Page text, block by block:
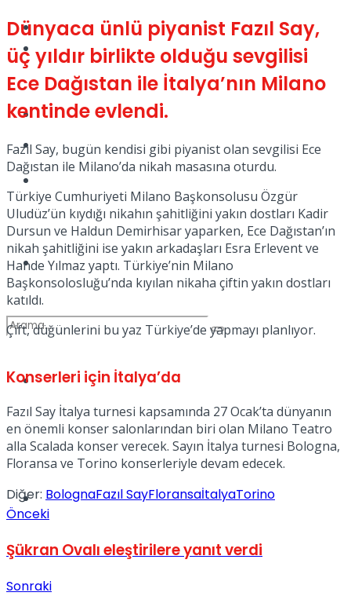
TV
Kadınca
Dünya
Türkiye
Müzik
Tatil
Spor
View All Result
Dünyaca ünlü piyanist Fazıl Say,
üç yıldır birlikte olduğu sevgilisi
Ece Dağıstan ile İtalya’nın Milano
kentinde evlendi.
Fazıl Say, bugün kendisi gibi piyanist olan sevgilisi Ece
Dağıstan ile Milano’da nikah masasına oturdu.
Türkiye Cumhuriyeti Milano Başkonsolusu Özgür
Uludüz’ün kıydığı nikahın şahitliğini yakın dostları Kadir
Dursun ve Haldun Demirhisar yaparken, Ece Dağıstan’ın
nikah şahitliğini ise yakın arkadaşları Esra Erlevent ve
Hande Yılmaz yaptı. Türkiye’nin Milano
Başkonsolosluğu’nda kıyılan nikaha çiftin yakın dostları
katıldı.
Çift, düğünlerini bu yaz Türkiye’de yapmayı planlıyor.
Konserleri için İtalya’da
Fazıl Say İtalya turnesi kapsamında 27 Ocak’ta dünyanın
en önemli konser salonlarından biri olan Milano Teatro
alla Scalada konser verecek. Sayın İtalya turnesi Bologna,
Floransa ve Torino konserleriyle devam edecek.
Diğer: BolognaFazıl SayFloransaİtalyaTorino
Önceki
Şükran Ovalı eleştirilere yanıt verdi
Sonraki